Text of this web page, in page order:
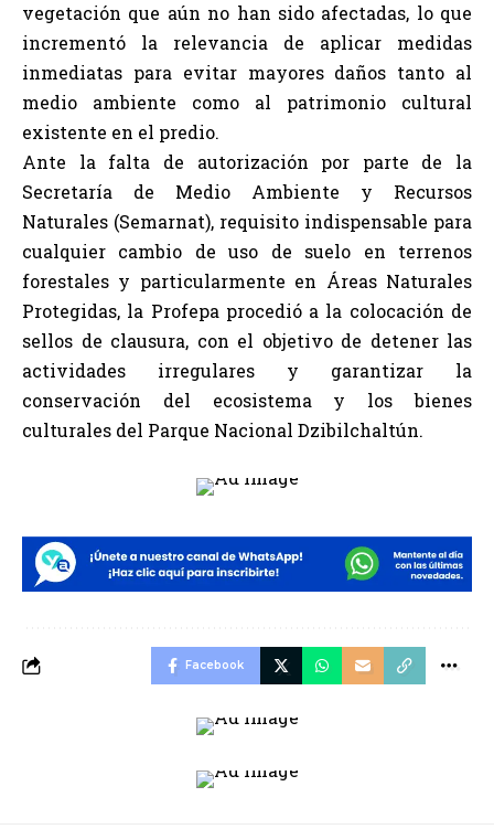
vegetación que aún no han sido afectadas, lo que
incrementó la relevancia de aplicar medidas
inmediatas para evitar mayores daños tanto al
medio ambiente como al patrimonio cultural
existente en el predio.
Ante la falta de autorización por parte de la
Secretaría de Medio Ambiente y Recursos
Naturales (Semarnat), requisito indispensable para
cualquier cambio de uso de suelo en terrenos
forestales y particularmente en Áreas Naturales
Protegidas, la Profepa procedió a la colocación de
sellos de clausura, con el objetivo de detener las
actividades irregulares y garantizar la
conservación del ecosistema y los bienes
culturales del Parque Nacional Dzibilchaltún.
Facebook